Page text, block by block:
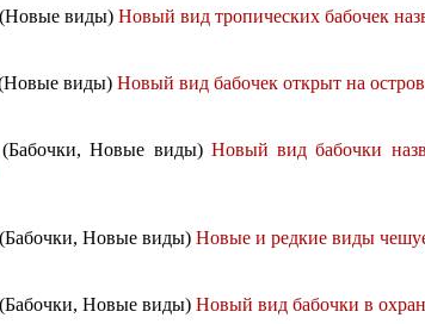
(Новые виды) Новый вид тропических бабочек
виды) Новый вид бабочек открыт на
(Бабочки, Новые виды) Новый вид бабочки
Новые виды) Новые и редкие виды
Новые виды) Новый вид бабочки в